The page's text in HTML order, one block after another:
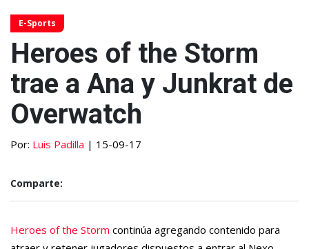
E-Sports
Heroes of the Storm
trae a Ana y Junkrat de
Overwatch
Por: Luis Padilla | 15-09-17
Comparte:
Heroes of the Storm continúa agregando contenido para